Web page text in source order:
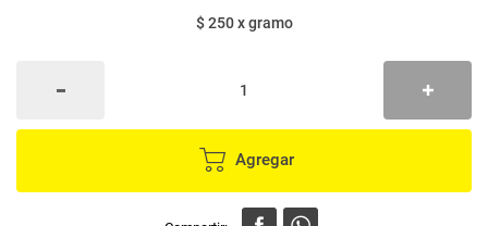
$ 250xgramo
Agregar